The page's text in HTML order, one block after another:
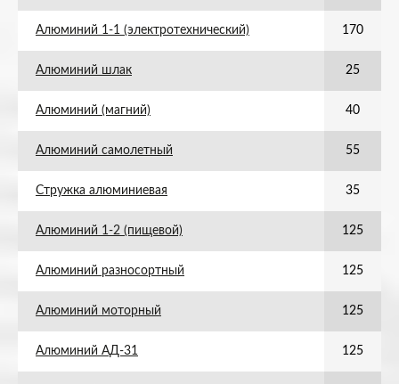
Алюминий 1-1 (электротехнический) 170
Алюминий шлак 25
Алюминий (магний) 40
Алюминий самолетный 55
Стружка алюминиевая 35
Алюминий 1-2 (пищевой) 125
Алюминий разносортный 125
Алюминий моторный 125
Алюминий АД-31 125